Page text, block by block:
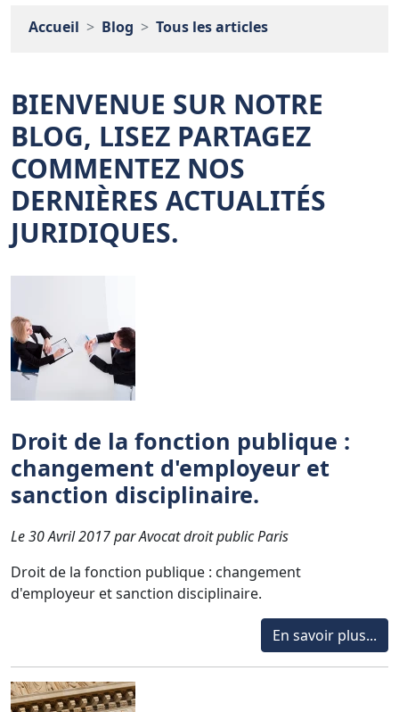
Accueil Blog Tous les articles
BIENVENUE SUR NOTRE
BLOG, LISEZ PARTAGEZ
COMMENTEZ NOS
DERNIÈRES ACTUALITÉS
JURIDIQUES.
Droit de la fonction publique :
changement d'employeur et
sanction disciplinaire.
Le 30 Avril 2017 par Avocat droit public Paris
Droit de la fonction publique : changement
d'employeur et sanction disciplinaire.
En savoir plus...